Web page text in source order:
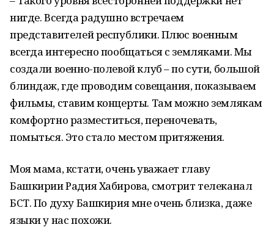
нигде. Всегда радушно встречаем
представителей республики. Плюс военным
всегда интересно пообщаться с земляками. Мы
создали военно-полевой клуб – по сути, большой
блиндаж, где проводим совещания, показываем
фильмы, ставим концерты. Там можно землякам
комфортно разместиться, переночевать,
помыться. Это стало местом притяжения.
Моя мама, кстати, очень уважает главу
Башкирии Радия Хабирова, смотрит телеканал
БСТ. По духу Башкирия мне очень близка, даже
языки у нас похожи.